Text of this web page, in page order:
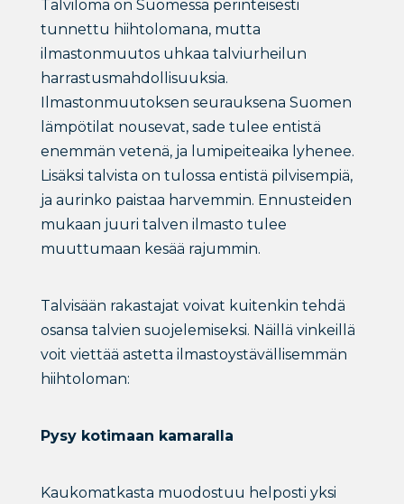
Talviloma on Suomessa perinteisesti
tunnettu hiihtolomana, mutta
ilmastonmuutos uhkaa talviurheilun
harrastusmahdollisuuksia.
Ilmastonmuutoksen seurauksena Suomen
lämpötilat nousevat, sade tulee entistä
enemmän vetenä, ja lumipeiteaika lyhenee.
Lisäksi talvista on tulossa entistä pilvisempiä,
ja aurinko paistaa harvemmin. Ennusteiden
mukaan juuri talven ilmasto tulee
muuttumaan kesää rajummin.
Talvisään rakastajat voivat kuitenkin tehdä
osansa talvien suojelemiseksi. Näillä vinkeillä
voit viettää astetta ilmastoystävällisemmän
hiihtoloman:
Pysy kotimaan kamaralla
Kaukomatkasta muodostuu helposti yksi